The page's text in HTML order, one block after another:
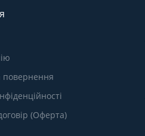
повернення
(Оферта)